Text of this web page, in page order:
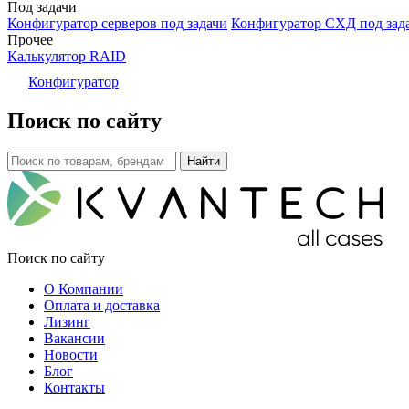
Под задачи
Конфигуратор серверов под задачи Конфигуратор СХД под
Прочее
Калькулятор RAID
Конфигуратор
Поиск по сайту
Поиск по сайту
О Компании
Оплата и доставка
Лизинг
Вакансии
Новости
Блог
Контакты